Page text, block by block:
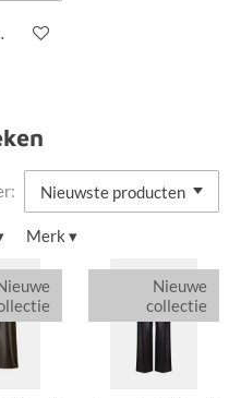
Merk ▾
Nieuwe
collectie